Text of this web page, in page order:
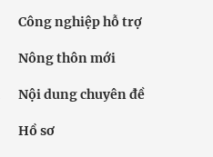
Công nghiệp hỗ trợ
Nông thôn mới
Nội dung chuyên đề
Hồ sơ